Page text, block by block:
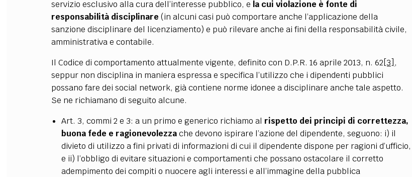
servizio esclusivo alla cura dell’interesse pubblico, e la cui violazione è fonte di
responsabilità disciplinare (in alcuni casi può comportare anche l’applicazione della
sanzione disciplinare del licenziamento) e può rilevare anche ai fini della responsabilità civile,
amministrativa e contabile.
Il Codice di comportamento attualmente vigente, definito con D.P.R. 16 aprile 2013, n. 62 [3] ,
seppur non disciplina in maniera espressa e specifica l’utilizzo che i dipendenti pubblici
possano fare dei social network, già contiene norme idonee a disciplinare anche tale aspetto.
Se ne richiamano di seguito alcune.
Art. 3, commi 2 e 3: a un primo e generico richiamo al rispetto dei principi di correttezza,
buona fede e ragionevolezzache devono ispirare l’azione del dipendente, seguono: i) il
divieto di utilizzo a fini privati di informazioni di cui il dipendente dispone per ragioni d’ufficio,
e ii) l’obbligo di evitare situazioni e comportamenti che possano ostacolare il corretto
adempimento dei compiti o nuocere agli interessi e all’immagine della pubblica